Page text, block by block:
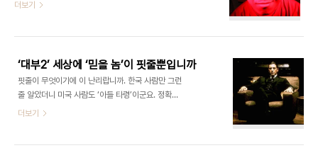
리는 모양이라니. 그는 이후 바지락은 물론 고기도 입
해마다 복날이면 인사동에서 개를 먹지 말자는 시위
..이 인용한 오시마 나기사의 말은 매우 멋지다. 전위라
고 다 전위가 아니다. 미학의 전위에서 정치적 보수성
을 드러내거나 급진적인 정치사상을 고루한 형식에
담아내는 예술가가 부지기수다. 1978년생 일란성
쌍둥이 형제 김곡·김선은 현재 한국 영화의 최전위에
라는 점에서 이들은 한국 독립영화계에서도 독특한
더보기
‘대부2’ 세상에 ‘믿을 놈’이 핏줄뿐입니까
핏줄이 무엇이기에 이 난리랍니까. 한국 사람만 그런
줄 알았더니 미국 사람도 ‘아들 타령’이군요. 정확하
게는 이탈리아계 미국 사람이지만요. 7일 디지털 리
더보기